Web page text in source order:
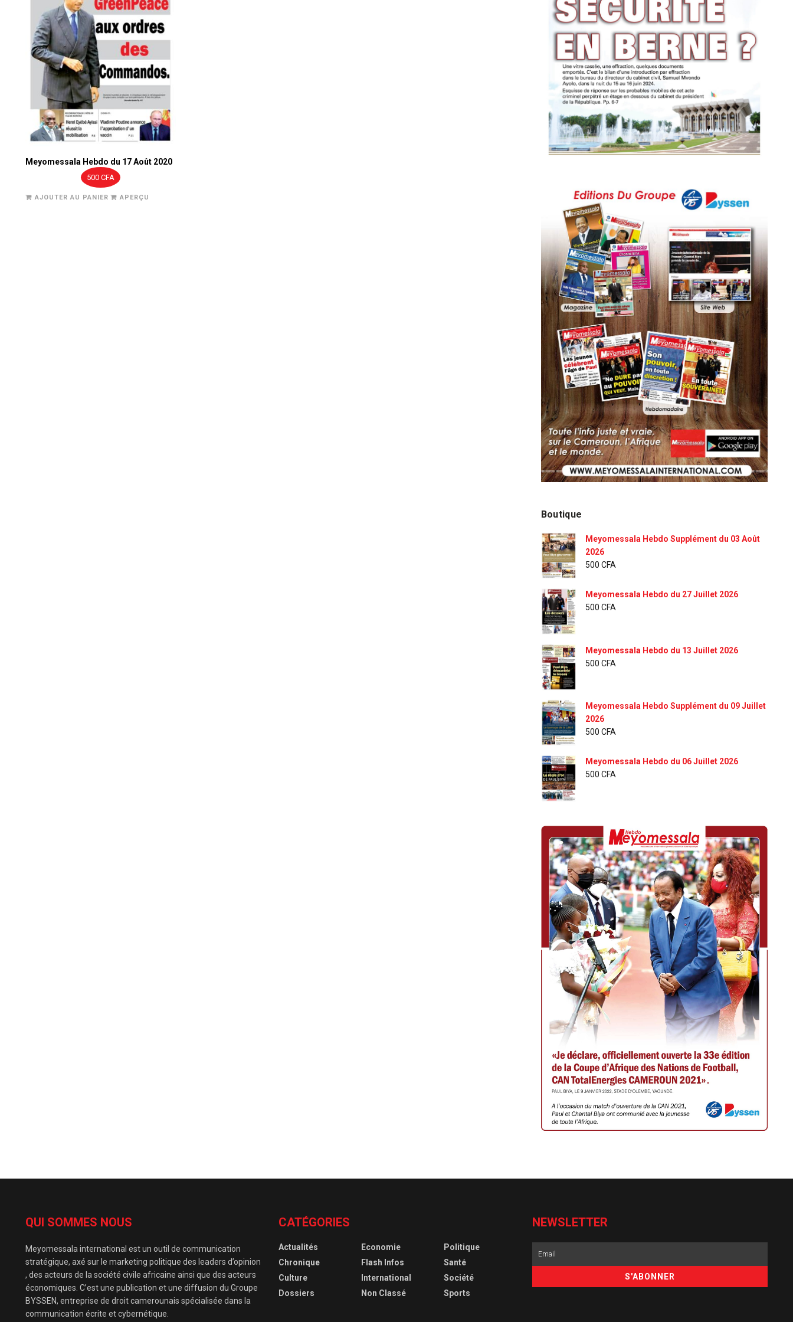
Meyomessala Hebdo du 17 Août 2020
500 CFA
AJOUTER AU PANIER APERÇU
Boutique
Meyomessala Hebdo Supplément du 03 Août
2026
500 CFA
Meyomessala Hebdo du 27 Juillet 2026
500 CFA
Meyomessala Hebdo du 13 Juillet 2026
500 CFA
Meyomessala Hebdo Supplément du 09 Juillet
2026
500 CFA
Meyomessala Hebdo du 06 Juillet 2026
500 CFA
QUI SOMMES NOUS
Meyomessala international est un outil de communication
stratégique, axé sur le marketing politique des leaders d’opinion
, des acteurs de la société civile africaine ainsi que des acteurs
économiques. C’est une publication et une diffusion du Groupe
BYSSEN, entreprise de droit camerounais spécialisée dans la
communication écrite et cybernétique.
CATÉGORIES
Actualités
Chronique
Culture
Dossiers
Economie
Flash Infos
International
Non Classé
Politique
Santé
Société
Sports
NEWSLETTER